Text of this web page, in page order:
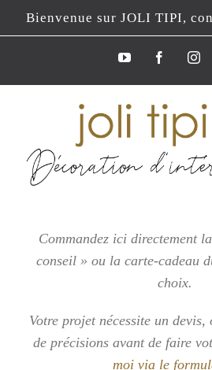
Passer
au
Bienvenue sur JOLI TIPI,
YouTubeFacebook
Commandez ici directement
conseil » ou la carte-cadeau
choix.
Votre projet nécessite un devis,
de précisions avant de faire
moi via le